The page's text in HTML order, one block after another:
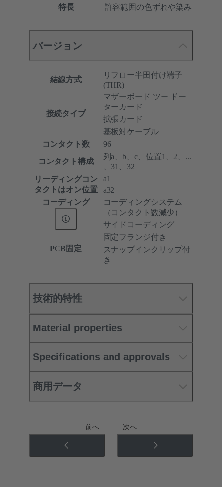
特長
許容範囲の色ずれや染み
バージョン
結線方式
リフロー半田付け端子
(THR)
接続タイプ
マザーボード ツー ドー
ターカード
拡張カード
基板対ケーブル
コンタクト数
96
コンタクト構成
列a、b、c、位置1、2、...
、31、32
リーディングコン
タクトはオン位置
a1
a32
コーディング
コーディングシステム
（コンタクト数減少）
サイドコーディング
PCB固定
固定フランジ付き
スナップインクリップ付
き
技術的特性
Material properties
Specifications and approvals
商用データ
前へ 次へ